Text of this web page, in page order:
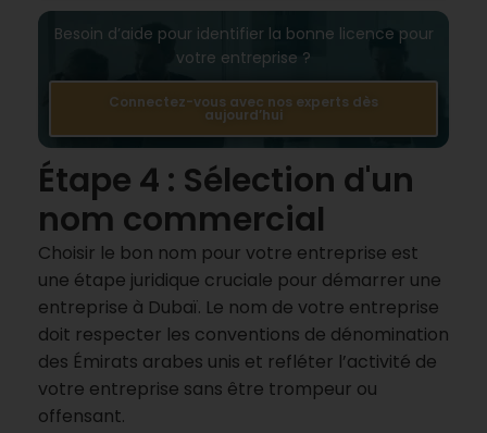
Besoin d’aide pour identifier la bonne licence pour
votre entreprise ?
Connectez-vous avec nos experts dès
aujourd’hui
Étape 4 : Sélection d'un
nom commercial
Choisir le bon nom pour votre entreprise est
une étape juridique cruciale pour démarrer une
entreprise à Dubaï. Le nom de votre entreprise
doit respecter les conventions de dénomination
des Émirats arabes unis et refléter l’activité de
votre entreprise sans être trompeur ou
offensant.